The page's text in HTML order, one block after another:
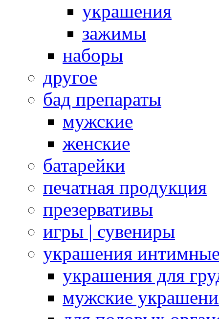
украшения
зажимы
наборы
другое
бад препараты
мужские
женские
батарейки
печатная продукция
презервативы
игры | сувениры
украшения
украшения для
мужские